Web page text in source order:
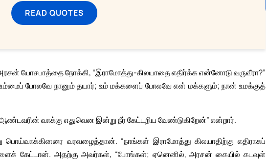
READ QUOTES
யோசபாத்தை நோக்கி, “இராமோத்து-கிலயாதை எதிர்க்க என்னோடு வருவீரா?”
போலவே நானும் தயார்; உம் மக்களைப் போலவே என் மக்களும்; நான் உமக்குத்
வாக்கு எதுவென இன்று நீர் கேட்டறிய வேண்டுகிறேன்” என்றார்.
வரவழைத்தான். “நாங்கள் இராமோத்து கிலயாதிற்கு எதிராகப்
கேட்டான். அதற்கு அவர்கள், “போங்கள்; ஏனெனில், அரசன் கையில் கடவுள்